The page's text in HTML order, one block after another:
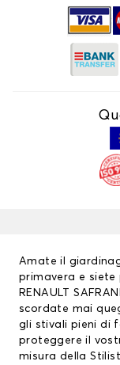
Amate il
primavera e
RENAULT
scordate mai
gli stivali pieni di
proteggere il
misura della